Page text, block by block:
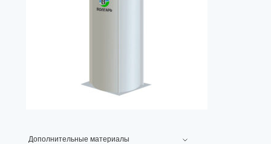
Дополнительные материалы